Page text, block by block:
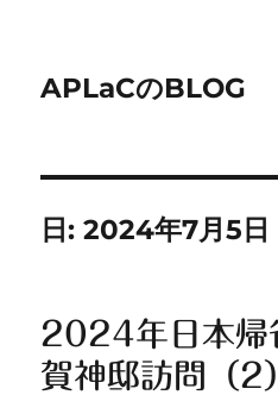
APLaCのBLOG
日:2024年7月5日
2024年日本帰
賀神邸訪問（2